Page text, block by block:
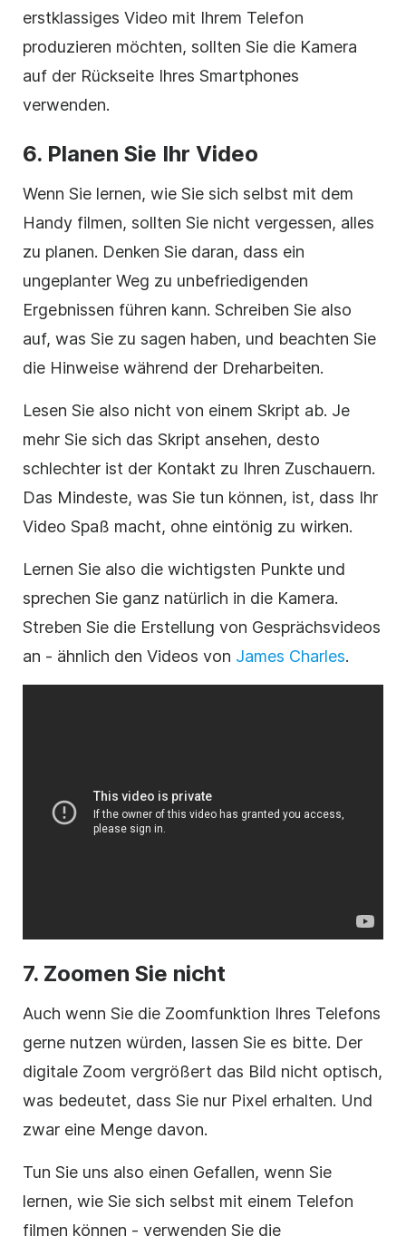
erstklassiges Video mit Ihrem Telefon
produzieren möchten, sollten Sie die Kamera
auf der Rückseite Ihres Smartphones
verwenden.
6. Planen Sie Ihr Video
Wenn Sie lernen, wie Sie sich selbst mit dem
Handy filmen, sollten Sie nicht vergessen, alles
zu planen. Denken Sie daran, dass ein
ungeplanter Weg zu unbefriedigenden
Ergebnissen führen kann. Schreiben Sie also
auf, was Sie zu sagen haben, und beachten Sie
die Hinweise während der Dreharbeiten.
Lesen Sie also nicht von einem Skript ab. Je
mehr Sie sich das Skript ansehen, desto
schlechter ist der Kontakt zu Ihren Zuschauern.
Das Mindeste, was Sie tun können, ist, dass Ihr
Video Spaß macht, ohne eintönig zu wirken.
Lernen Sie also die wichtigsten Punkte und
sprechen Sie ganz natürlich in die Kamera.
Streben Sie die Erstellung von Gesprächsvideos
an - ähnlich den Videos von James Charles.
7. Zoomen Sie nicht
Auch wenn Sie die Zoomfunktion Ihres Telefons
gerne nutzen würden, lassen Sie es bitte. Der
digitale Zoom vergrößert das Bild nicht optisch,
was bedeutet, dass Sie nur Pixel erhalten. Und
zwar eine Menge davon.
Tun Sie uns also einen Gefallen, wenn Sie
lernen, wie Sie sich selbst mit einem Telefon
filmen können - verwenden Sie die